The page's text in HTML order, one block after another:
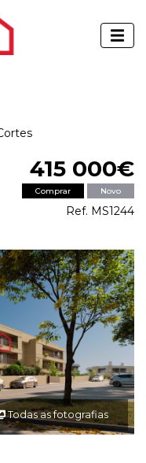
415 000€
Comprar Novo
Ref. MS1244
Todas as fotografias